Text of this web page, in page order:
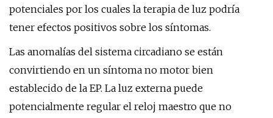
potenciales por los cuales la terapia de luz podría
tener efectos positivos sobre los síntomas.
Las anomalías del sistema circadiano se están
convirtiendo en un síntoma no motor bien
establecido de la EP. La luz externa puede
potencialmente regular el reloj maestro que no